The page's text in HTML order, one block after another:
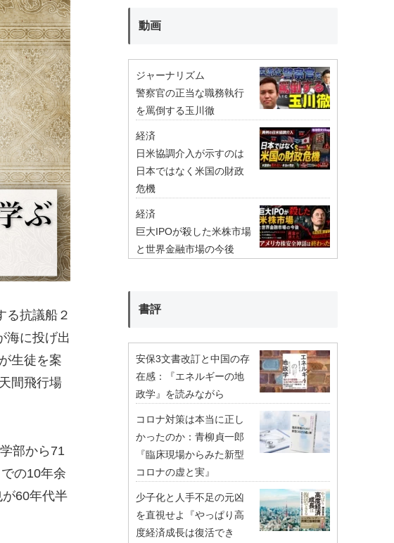
る抗議船２
海に投げ出
生徒を案
間飛行場
部から71
の10年余
60年代半
動画
ジャーナリズム
警察官の正当な職務執行
を罵倒する玉川徹
経済
日米協調介入が示すのは
日本ではなく米国の財政
危機
経済
巨大IPOが殺した米株市場
と世界金融市場の今後
書評
安保3文書改訂と中国の存
在感：『エネルギーの地
政学』を読みながら
コロナ対策は本当に正し
かったのか：青柳貞一郎
『臨床現場からみた新型
コロナの虚と実』
少子化と人手不足の元凶
を直視せよ『やっぱり高
度経済成長は復活でき